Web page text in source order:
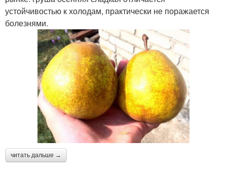
устойчивостью к холодам, практически не поражается
болезнями.
читать дальше →